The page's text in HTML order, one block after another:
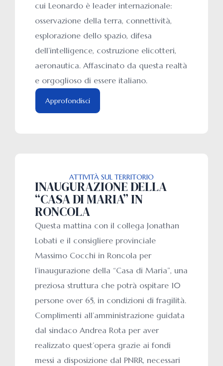
cui Leonardo è leader internazionale:
osservazione della terra, connettività,
esplorazione dello spazio, difesa
dell’intelligence, costruzione elicotteri,
aeronautica. Affascinato da questa realtà
e orgoglioso di essere italiano.
Approfondisci
ATTIVITÀ SUL TERRITORIO
INAUGURAZIONE DELLA
“CASA DI MARIA” IN
RONCOLA
Questa mattina con il collega Jonathan
Lobati e il consigliere provinciale
Massimo Cocchi in Roncola per
l’inaugurazione della “Casa di Maria”, una
preziosa struttura che potrà ospitare 10
persone over 65, in condizioni di fragilità.
Complimenti all’amministrazione guidata
dal sindaco Andrea Rota per aver
realizzato quest’opera grazie ai fondi
messi a disposizione dal PNRR, necessari